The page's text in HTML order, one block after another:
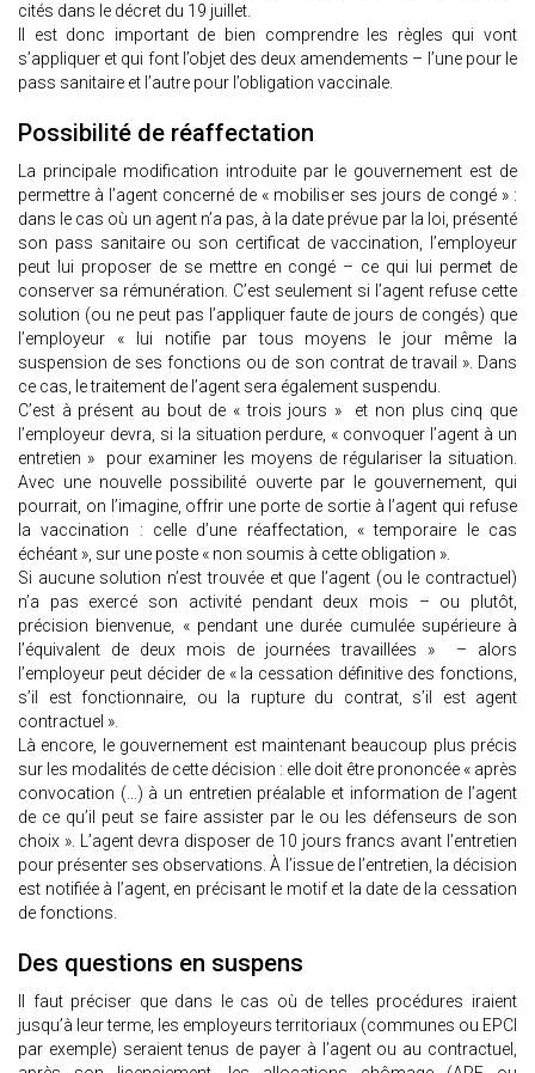
cités dans le décret du 19 juillet.
Il est donc important de bien comprendre les règles qui vont
s’appliquer et qui font l’objet des deux amendements – l’une pour le
pass sanitaire et l’autre pour l’obligation vaccinale.
Possibilité de réaffectation
La principale modification introduite par le gouvernement est de
permettre à l’agent concerné de « mobiliser ses jours de congé » :
dans le cas où un agent n’a pas, à la date prévue par la loi, présenté
son pass sanitaire ou son certificat de vaccination, l’employeur
peut lui proposer de se mettre en congé – ce qui lui permet de
conserver sa rémunération. C’est seulement si l’agent refuse cette
solution (ou ne peut pas l’appliquer faute de jours de congés) que
l’employeur « lui notifie par tous moyens le jour même la
suspension de ses fonctions ou de son contrat de travail ». Dans
ce cas, le traitement de l’agent sera également suspendu.
C’est à présent au bout de « trois jours » et non plus cinq que
l’employeur devra, si la situation perdure, « convoquer l’agent à un
entretien » pour examiner les moyens de régulariser la situation.
Avec une nouvelle possibilité ouverte par le gouvernement, qui
pourrait, on l’imagine, offrir une porte de sortie à l’agent qui refuse
la vaccination : celle d’une réaffectation, « temporaire le cas
échéant », sur une poste « non soumis à cette obligation ».
Si aucune solution n’est trouvée et que l’agent (ou le contractuel)
n’a pas exercé son activité pendant deux mois – ou plutôt,
précision bienvenue, « pendant une durée cumulée supérieure à
l’équivalent de deux mois de journées travaillées » – alors
l’employeur peut décider de « la cessation définitive des fonctions,
s’il est fonctionnaire, ou la rupture du contrat, s’il est agent
contractuel ».
Là encore, le gouvernement est maintenant beaucoup plus précis
sur les modalités de cette décision : elle doit être prononcée « après
convocation (…) à un entretien préalable et information de l’agent
de ce qu’il peut se faire assister par le ou les défenseurs de son
choix ». L’agent devra disposer de 10 jours francs avant l’entretien
pour présenter ses observations. À l’issue de l’entretien, la décision
est notifiée à l’agent, en précisant le motif et la date de la cessation
de fonctions.
Des questions en suspens
Il faut préciser que dans le cas où de telles procédures iraient
jusqu’à leur terme, les employeurs territoriaux (communes ou EPCI
par exemple) seraient tenus de payer à l’agent ou au contractuel,